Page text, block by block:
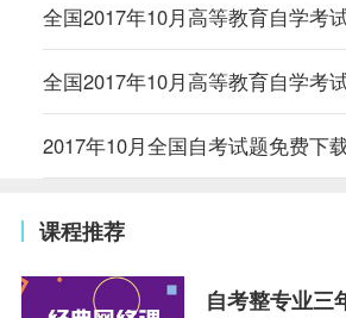
2017年10月全国自考试题免费下
课程推荐
自考整专业三